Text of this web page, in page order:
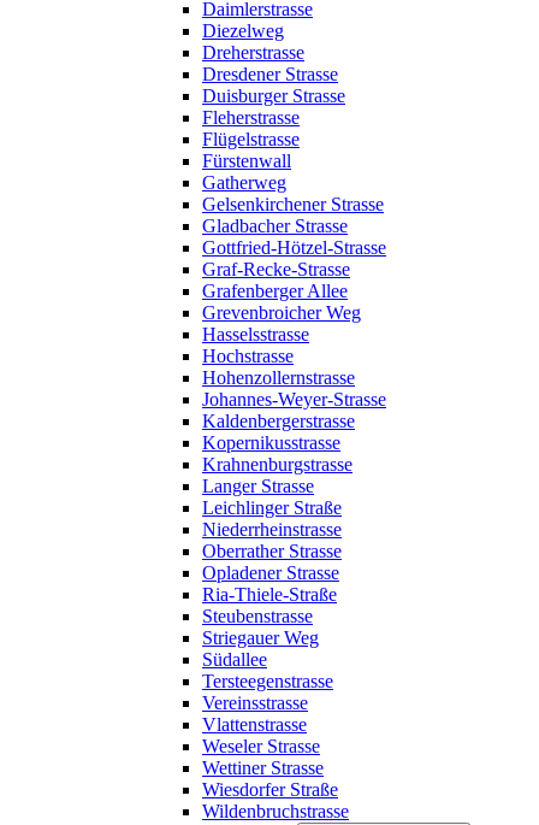
Daimlerstrasse
Diezelweg
Dreherstrasse
Dresdener Strasse
Duisburger Strasse
Fleherstrasse
Flügelstrasse
Fürstenwall
Gatherweg
Gelsenkirchener Strasse
Gladbacher Strasse
Gottfried-Hötzel-Strasse
Graf-Recke-Strasse
Grafenberger Allee
Grevenbroicher Weg
Hasselsstrasse
Hochstrasse
Hohenzollernstrasse
Johannes-Weyer-Strasse
Kaldenbergerstrasse
Kopernikusstrasse
Krahnenburgstrasse
Langer Strasse
Leichlinger Straße
Niederrheinstrasse
Oberrather Strasse
Opladener Strasse
Ria-Thiele-Straße
Steubenstrasse
Striegauer Weg
Südallee
Tersteegenstrasse
Vereinsstrasse
Vlattenstrasse
Weseler Strasse
Wettiner Strasse
Wiesdorfer Straße
Wildenbruchstrasse